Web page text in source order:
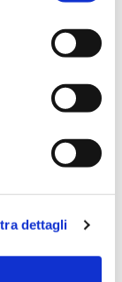
dettagli
MANI?